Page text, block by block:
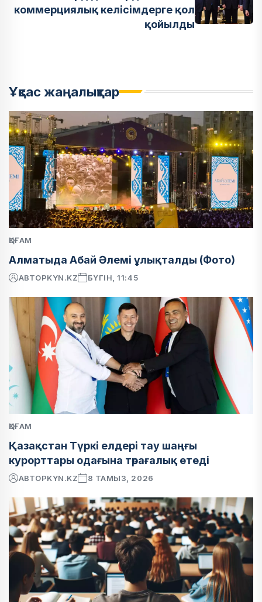
коммерциялық келісімдерге қол
қойылды
Ұқсас жаңалықтар
ҚОҒАМ
Алматыда Абай Әлемі ұлықталды (Фото)
АВТОРKYN.KZ БҮГІН, 11:45
ҚОҒАМ
Қазақстан Түркі елдері тау шаңғы
курорттары одағына төрағалық етеді
АВТОРKYN.KZ 8 ТАМЫЗ, 2026